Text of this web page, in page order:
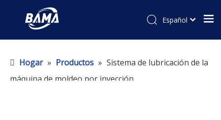
Español
Hogar » Productos » Sistema de lubricación de la
máquina de moldeo por inyección